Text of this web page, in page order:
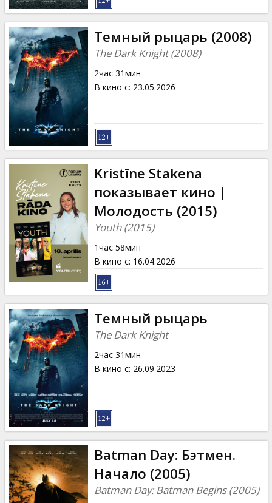
Клуб
Темный рыцарь (2008)
The Dark Knight (2008)
2час 31мин
В кино с: 23.05.2026
Kristīne Stakena
показывает кино |
Молодость (2015)
Youth (2015)
1час 58мин
В кино с: 16.04.2026
Темный рыцарь
The Dark Knight
2час 31мин
В кино с: 26.09.2023
Batman Day: Бэтмен.
Начало (2005)
Batman Day: Batman Begins (2005)